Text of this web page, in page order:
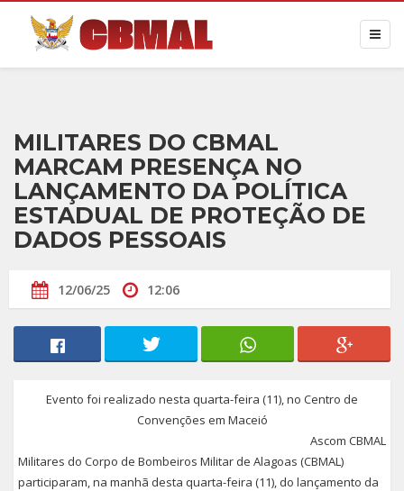
MILITARES DO CBMAL
MARCAM PRESENÇA NO
LANÇAMENTO DA POLÍTICA
ESTADUAL DE PROTEÇÃO DE
DADOS PESSOAIS
12/06/25 12:06
Evento foi realizado nesta quarta-feira (11), no Centro de
Convenções em Maceió
Ascom CBMAL
Militares do Corpo de Bombeiros Militar de Alagoas (CBMAL)
participaram, na manhã desta quarta-feira (11), do lançamento da